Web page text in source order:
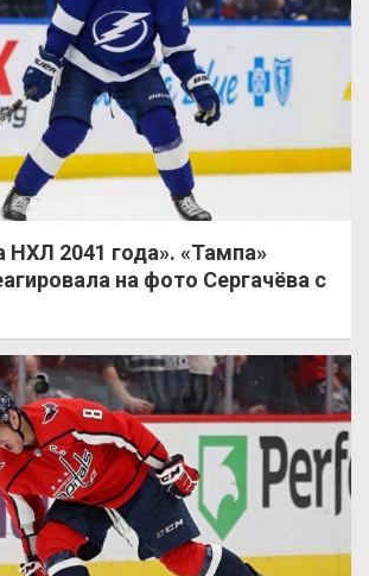
НХЛ 2041 года». «Тампа»
на фото Сергачёва с